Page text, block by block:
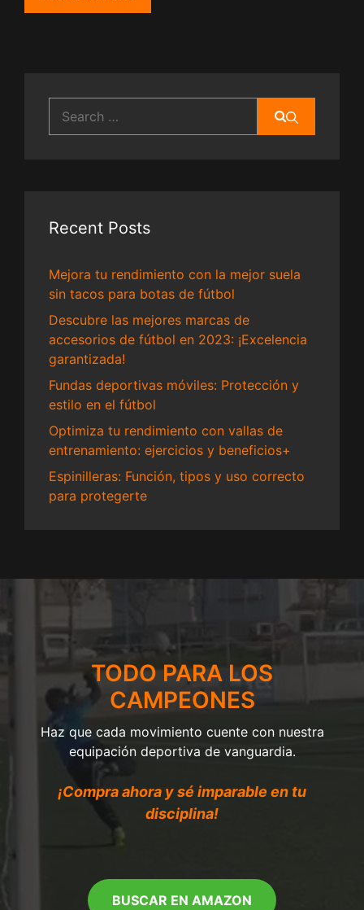
for:
Recent Posts
Mejora tu rendimiento con la mejor suela
sin tacos para botas de fútbol
Descubre las mejores marcas de
accesorios de fútbol en 2023: ¡Excelencia
garantizada!
Fundas deportivas móviles: Protección y
estilo en el fútbol
Optimiza tu rendimiento con vallas de
entrenamiento: ejercicios y beneficios+
Espinilleras: Función, tipos y uso correcto
para protegerte
TODO PARA LOS
CAMPEONES
Haz que cada movimiento cuente con nuestra
equipación deportiva de vanguardia.
¡Compra ahora y sé imparable en tu
disciplina!
BUSCAR EN AMAZON